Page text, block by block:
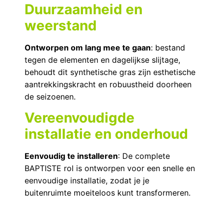
Duurzaamheid en
weerstand
Ontworpen om lang mee te gaan: bestand
tegen de elementen en dagelijkse slijtage,
behoudt dit synthetische gras zijn esthetische
aantrekkingskracht en robuustheid doorheen
de seizoenen.
Vereenvoudigde
installatie en onderhoud
Eenvoudig te installeren: De complete
BAPTISTE rol is ontworpen voor een snelle en
eenvoudige installatie, zodat je je
buitenruimte moeiteloos kunt transformeren.